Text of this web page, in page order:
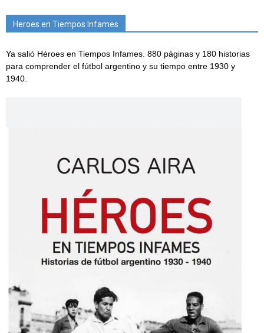
Heroes en Tiempos Infames
Ya salió Héroes en Tiempos Infames. 880 páginas y 180 historias
para comprender el fútbol argentino y su tiempo entre 1930 y
1940.